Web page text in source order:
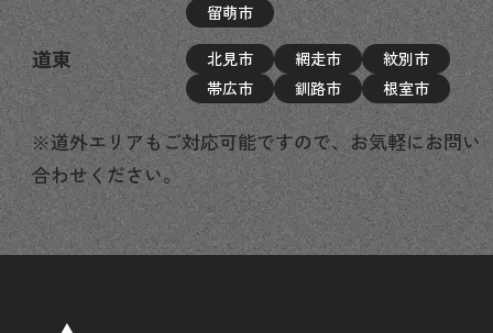
留萌市
道東 北見市 網走市
紋別市
帯広市
釧路市 根室市
※道外エリアもご対応可能ですので、お気軽にお問い
合わせください。